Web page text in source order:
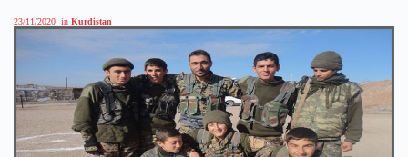
23/11/2020 in Kurdistan